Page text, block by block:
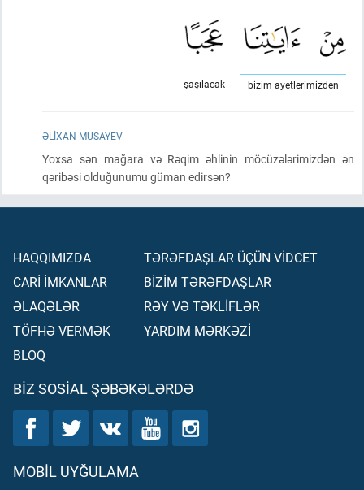
bizim ayetlerimizden
şaşılacak
ƏLIXAN MUSAYEV
Yoxsa sən mağara və Rəqim əhlinin möcüzələrimizdən ən
qəribəsi olduğunumu güman edirsən?
HAQQIMIZDA
CARİ İMKANLAR
ƏLAQƏLƏR
TÖFHƏ VERMƏK
BLOQ
TƏRƏFDAŞLAR ÜÇÜN VİDCET
BİZİM TƏRƏFDAŞLAR
RƏY VƏ TƏKLİFLƏR
YARDIM MƏRKƏZİ
BIZ SOSIAL ŞƏBƏKƏLƏRDƏ
MOBIL UYĞULAMA